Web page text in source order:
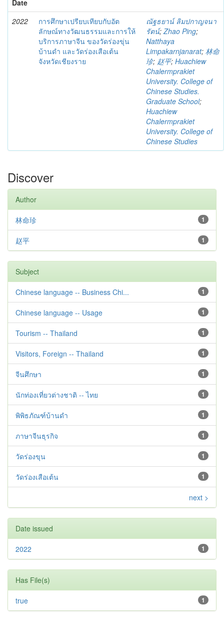
Date
2022
การศึกษาเปรียบเทียบกับอัต
ลักษณ์ทางวัฒนธรรมและการให้
บริการภาษาจีน ของวัดร่องขุ่น
บ้านดำ และวัดร่องเสือเต้น
จังหวัดเชียงราย
ณัฐธยาน์ ลิมปกาญจนา
รัตน์;Zhao Ping;
Natthaya
Limpakarnjanarat; 林命
珍; 赵平; Huachiew
Chalermprakiet
University. College of
Chinese Studies.
Graduate School;
Huachiew
Chalermprakiet
University. College of
Chinese Studies
Discover
Author
1
林命珍
1
赵平
Subject
1
Chinese language -- Business Chi...
1
Chinese language -- Usage
1
Tourism -- Thailand
1
Visitors, Foreign -- Thailand
1
จีนศึกษา
1
นักท่องเที่ยวต่างชาติ -- ไทย
1
พิพิธภัณฑ์บ้านดำ
1
ภาษาจีนธุรกิจ
1
วัดร่องขุน
1
วัดร่องเสือเต้น
next >
Date issued
1
2022
Has File(s)
1
true